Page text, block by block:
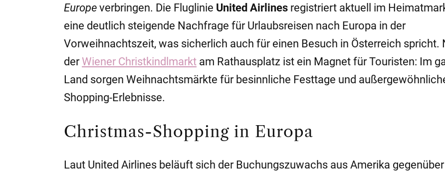
Europe verbringen. Die Fluglinie United Airlines registriert aktuell im
eine deutlich steigende Nachfrage für Urlaubsreisen nach Europa in der
Vorweihnachtszeit, was sicherlich auch für einen Besuch in Österreich spricht.
derWiener Christkindlmarkt am Rathausplatz ist ein Magnet für Touristen: Im
Land sorgen Weihnachtsmärkte für besinnliche Festtage und
Shopping-Erlebnisse.
Christmas-Shopping in Europa
Laut United Airlines beläuft sich der Buchungszuwachs aus Amerika